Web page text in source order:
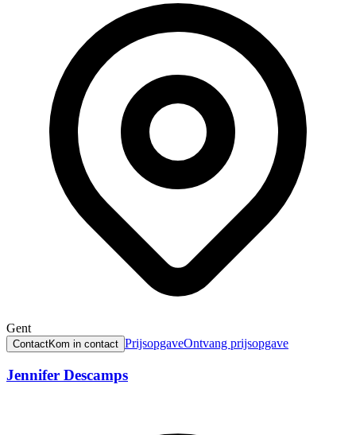
Gent
ContactKom in contact PrijsopgaveOntvang prijsopgave
Jennifer Descamps